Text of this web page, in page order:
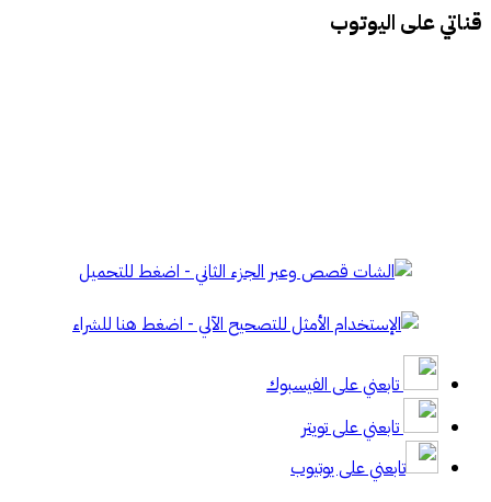
قناتي على اليوتوب
تابعني على الفيسبوك
تابعني على تويتر
تابعني على يوتيوب